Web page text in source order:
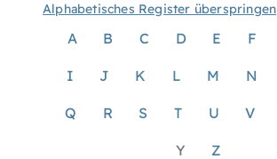
Alphabetisches Register überspringen
A B C D E F
I J K L M N
Q R S T U V
Y Z